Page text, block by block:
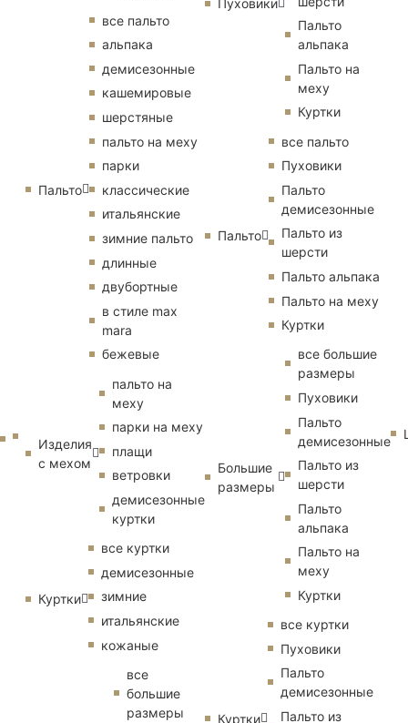
Пальто
все пальто
альпака
демисезонные
кашемировые
шерстяные
пальто на меху
парки
классические
итальянские
зимние пальто
длинные
двубортные
в стиле max
mara
бежевые
Изделия
с мехом
пальто на
меху
парки на меху
плащи
ветровки
демисезонные
куртки
Куртки
все куртки
демисезонные
зимние
итальянские
кожаные
все
большие
размеры
Пуховики
Пальто
альпака
Пальто на
меху
Куртки
Пальто
все пальто
Пуховики
Пальто
демисезонные
Пальто из
шерсти
Пальто альпака
Пальто на меху
Куртки
Большие
размеры
все большие
размеры
Пуховики
Пальто
демисезонные
Пальто из
шерсти
Пальто
альпака
Пальто на
меху
Куртки
Куртки
все куртки
Пуховики
Пальто
демисезонные
Пальто из